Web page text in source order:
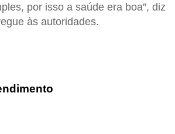
por isso a saúde era boa”, diz
às autoridades.